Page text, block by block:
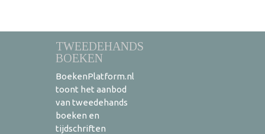
TWEEDEHANDS
BOEKEN
BoekenPlatform.nl
toont het aanbod
van tweedehands
boeken en
tijdschriften